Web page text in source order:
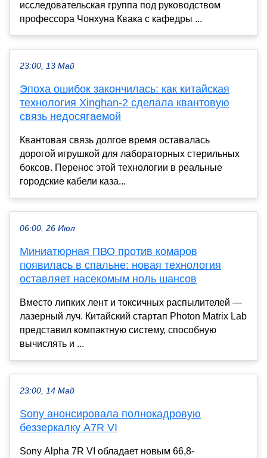
исследовательская группа под руководством
профессора Чонхуна Квака с кафедры ...
23:00, 13 Май
Эпоха ошибок закончилась: как китайская
технология Xinghan-2 сделала квантовую
связь недосягаемой
Квантовая связь долгое время оставалась
дорогой игрушкой для лабораторных стерильных
боксов. Перенос этой технологии в реальные
городские кабели каза...
06:00, 26 Июл
Миниатюрная ПВО против комаров
появилась в спальне: новая технология
оставляет насекомым ноль шансов
Вместо липких лент и токсичных распылителей —
лазерный луч. Китайский стартап Photon Matrix Lab
представил компактную систему, способную
вычислять и ...
23:00, 14 Май
Sony анонсировала полнокадровую
беззеркалку A7R VI
Sony Alpha 7R VI обладает новым 66,8-